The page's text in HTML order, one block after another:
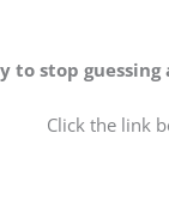
to stop guessing